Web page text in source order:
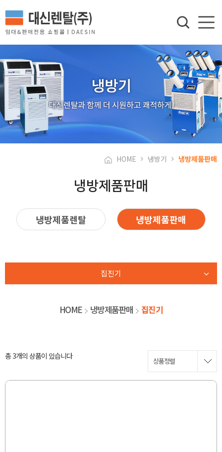
HOME 냉방기 냉방제품판매
냉방제품판매
냉방제품렌탈 냉방제품판매
집진기
HOME 냉방제품판매 집진기
총 3개의 상품이 있습니다
상품정렬